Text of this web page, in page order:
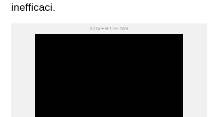
inefficaci.
ADVERTISING